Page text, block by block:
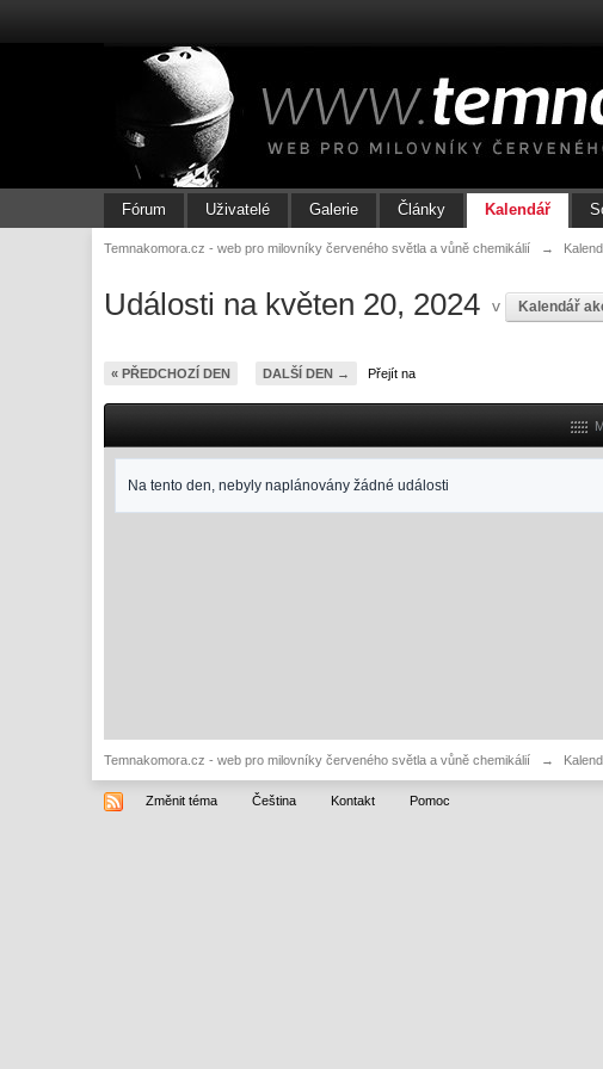
Fórum Uživatelé Galerie Články Kalendář
Temnakomora.cz - web pro milovníky červeného světla a vůně chemikálií →
Události na květen 20, 2024 v Kalendář
« PŘEDCHOZÍ DEN DALŠÍ DEN → Přejít na
Na tento den, nebyly naplánovány žádné události
Temnakomora.cz - web pro milovníky červeného světla a vůně chemikálií →
Změnit téma Čeština Kontakt Pomoc